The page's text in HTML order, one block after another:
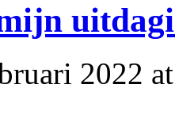
2022